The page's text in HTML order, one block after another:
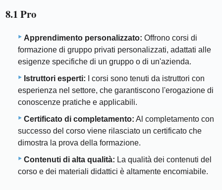
8.1 Pro
Apprendimento personalizzato: Offrono corsi di
formazione di gruppo privati ​​personalizzati, adattati alle
esigenze specifiche di un gruppo o di un'azienda.
Istruttori esperti: I corsi sono tenuti da istruttori con
esperienza nel settore, che garantiscono l'erogazione di
conoscenze pratiche e applicabili.
Certificato di completamento: Al completamento con
successo del corso viene rilasciato un certificato che
dimostra la prova della formazione.
Contenuti di alta qualità: La qualità dei contenuti del
corso e dei materiali didattici è altamente encomiabile.